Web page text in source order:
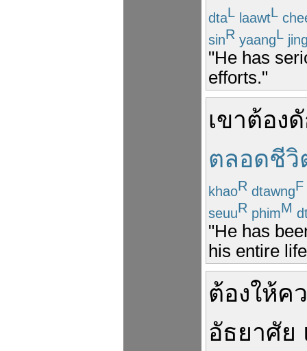
dtaL laawtL
sinR yaangL
"He has
efforts."
เขาต้อง
ตลอดชีวิ
khaoR dtawngF
seuuR phimM
"He has
his entire
ต้องให้ค
อัธยาศัย